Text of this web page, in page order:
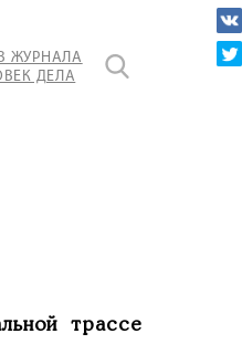
ЖУРНАЛА
ДЕЛА
трассе